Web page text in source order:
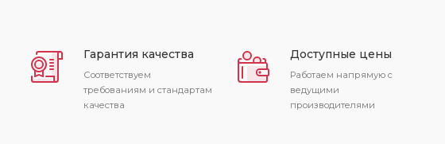
Гарантия качества
Соответствуем
требованиям и стандартам
качества
Доступные цены
Работаем напрямую с
ведущими
производителями